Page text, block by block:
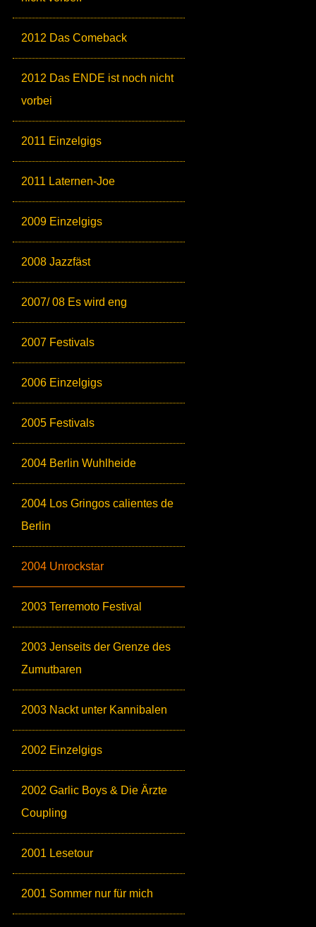
2012 Das Comeback
2012 Das ENDE ist noch nicht
vorbei
2011 Einzelgigs
2011 Laternen-Joe
2009 Einzelgigs
2008 Jazzfäst
2007/ 08 Es wird eng
2007 Festivals
2006 Einzelgigs
2005 Festivals
2004 Berlin Wuhlheide
2004 Los Gringos calientes de
Berlin
2004 Unrockstar
2003 Terremoto Festival
2003 Jenseits der Grenze des
Zumutbaren
2003 Nackt unter Kannibalen
2002 Einzelgigs
2002 Garlic Boys & Die Ärzte
Coupling
2001 Lesetour
2001 Sommer nur für mich